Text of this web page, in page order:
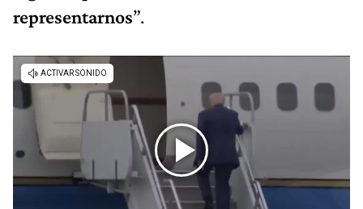
representarnos”.